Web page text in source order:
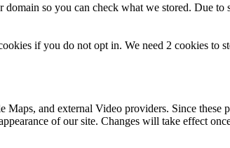
so you can check what we stored. Due
if you do not opt in. We need 2 cookies
and external Video providers. Since
of our site. Changes will take effect